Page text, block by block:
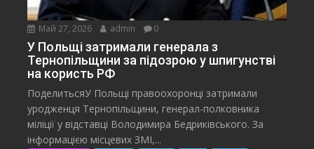
Май 27, 2026 admin 0
У Польщі затримали генерала з
Тернопільщини за підозрою у шпигунстві
на користь РФ
ПоделитьсяУ Польщі правоохоронці затримали
уродженця Тернопільщини, генерал-полковника
міліції у відставці Володимира Бедриківського. За
інформацією місцевих ЗМІ,...